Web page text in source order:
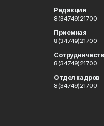
Редакция
8(34749)21700
Приемная
8(34749)21700
8(34749)21700
Отдел кадров
8(34749)21700